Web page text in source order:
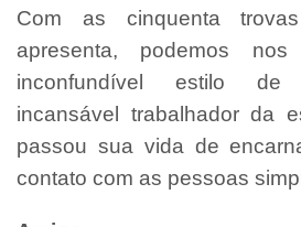
Com as cinquenta
apresenta, podemos
inconfundível estilo de
incansável trabalhador da
passou sua vida de
contato com as pessoas